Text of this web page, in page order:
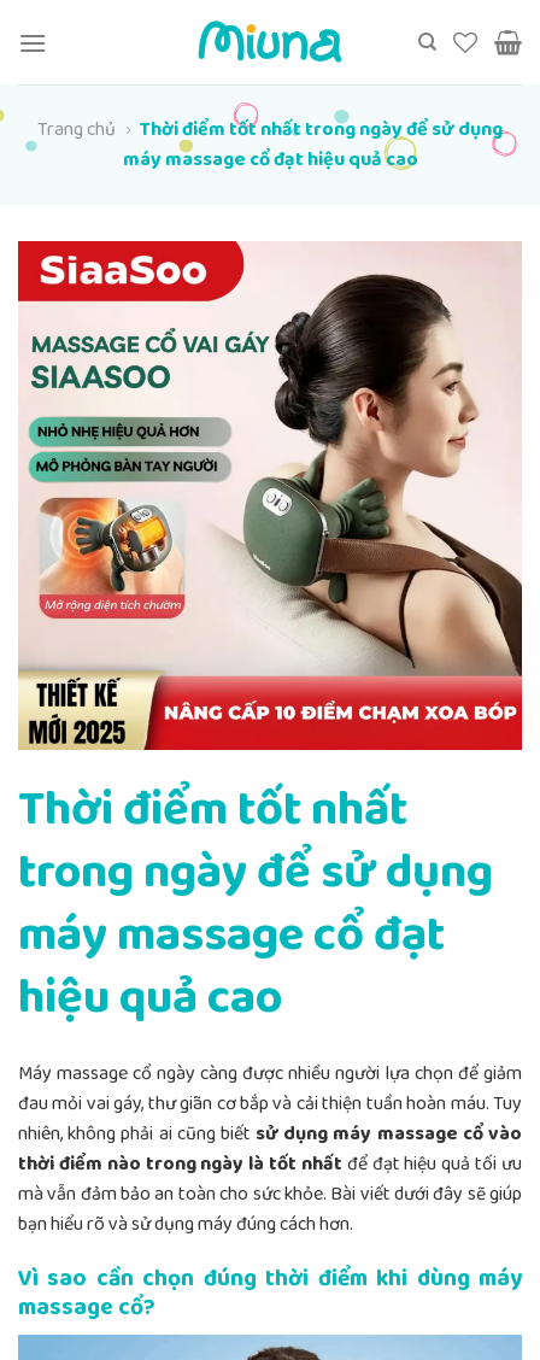
đến
dung
Trang chủ › Thời điểm tốt nhất trong ngày để sử dụng
máy massage cổ đạt hiệu quả cao
Thời điểm tốt nhất
trong ngày để sử dụng
máy massage cổ đạt
hiệu quả cao
Máy massage cổ ngày càng được nhiều người lựa chọn để giảm
đau mỏi vai gáy, thư giãn cơ bắp và cải thiện tuần hoàn máu. Tuy
nhiên, không phải ai cũng biết sử dụng máy massage cổ vào
thời điểm nào trong ngày là tốt nhất để đạt hiệu quả tối ưu
mà vẫn đảm bảo an toàn cho sức khỏe. Bài viết dưới đây sẽ giúp
bạn hiểu rõ và sử dụng máy đúng cách hơn.
Vì sao cần chọn đúng thời điểm khi dùng máy
massage cổ?